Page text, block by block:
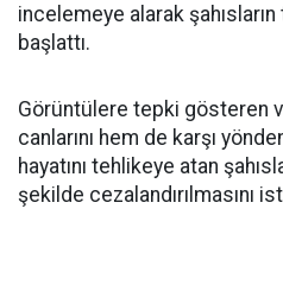
incelemeye alarak
başlattı.
Görüntülere tepki gösteren
canlarını hem de karşı
hayatını tehlikeye atan
şekilde cezalandırılmasını